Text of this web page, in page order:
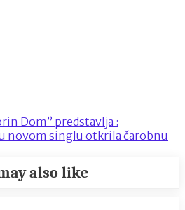
Dom” predstavlja :
u novom singlu otkrila čarobnu
also like